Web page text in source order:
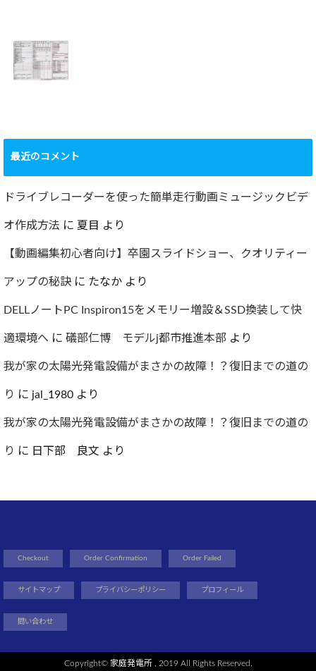
撮影方法のレクチ
ャー
2022.12.24
要再検査となって
しまった…
2022.07.30
最近のコメント
ドライブレコーダーを使った簡単走行動画ミュージックビデ
オ作成方法 に 夏目 より
【動画編集初心者向け】卒園スライドショー、クオリティー
アップの秘訣に たなか より
DELLノートPC Inspiron15をメモリー増設＆SSD換装して快
適環境へ に 礒部仁博 モデルj都市推進本部 より
我が家の太陽光発電設備がまさかの故障！？復旧までの道の
り に jal_1980 より
我が家の太陽光発電設備がまさかの故障！？復旧までの道の
り に 日下部 良文 より
Checkout Order Confirmation Order Failed
サイトマップ プライバシーポリシー プロフィール
問い合わせ
Copyright© 家庭発電所, 2019 All Rights Reserved.